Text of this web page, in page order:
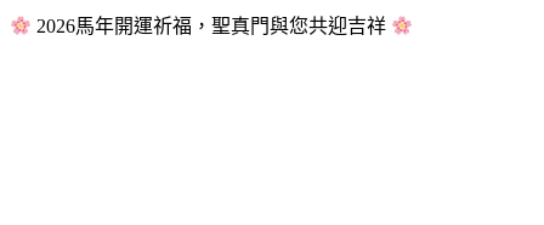
2026馬年開運祈福，聖真門與您共迎吉祥